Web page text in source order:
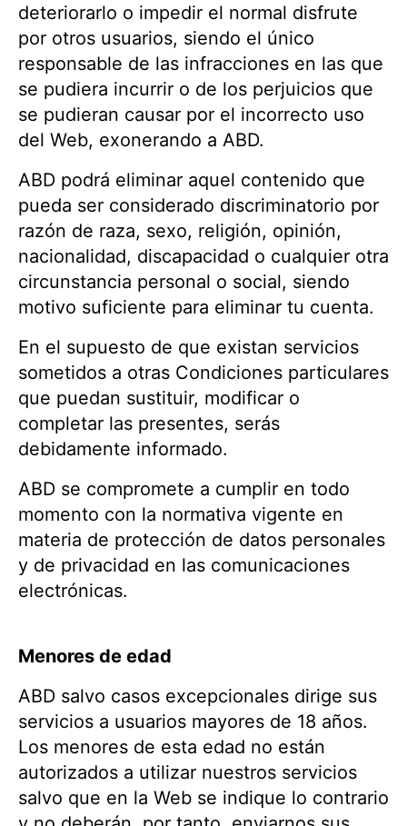
deteriorarlo o impedir el normal disfrute
por otros usuarios, siendo el único
responsable de las infracciones en las que
se pudiera incurrir o de los perjuicios que
se pudieran causar por el incorrecto uso
del Web, exonerando a ABD.
ABD podrá eliminar aquel contenido que
pueda ser considerado discriminatorio por
razón de raza, sexo, religión, opinión,
nacionalidad, discapacidad o cualquier otra
circunstancia personal o social, siendo
motivo suficiente para eliminar tu cuenta.
En el supuesto de que existan servicios
sometidos a otras Condiciones particulares
que puedan sustituir, modificar o
completar las presentes, serás
debidamente informado.
ABD se compromete a cumplir en todo
momento con la normativa vigente en
materia de protección de datos personales
y de privacidad en las comunicaciones
electrónicas.
Menores de edad
ABD salvo casos excepcionales dirige sus
servicios a usuarios mayores de 18 años.
Los menores de esta edad no están
autorizados a utilizar nuestros servicios
salvo que en la Web se indique lo contrario